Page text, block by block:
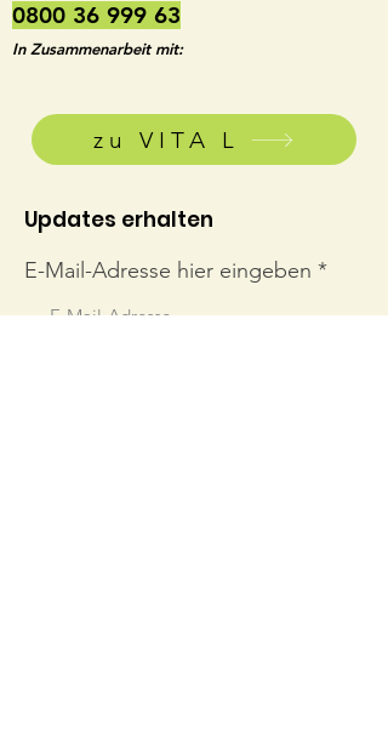
0800 36 999 63
In Zusammenarbeit mit:
zu VITA L
Updates erhalten
E-Mail-Adresse hier eingeben